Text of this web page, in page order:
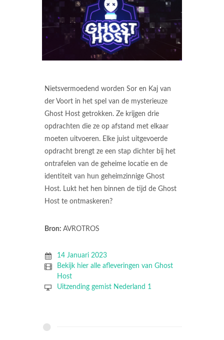
Nietsvermoedend worden Sor en Kaj van
der Voort in het spel van de mysterieuze
Ghost Host getrokken. Ze krijgen drie
opdrachten die ze op afstand met elkaar
moeten uitvoeren. Elke juist uitgevoerde
opdracht brengt ze een stap dichter bij het
ontrafelen van de geheime locatie en de
identiteit van hun geheimzinnige Ghost
Host. Lukt het hen binnen de tijd de Ghost
Host te ontmaskeren?
Bron: AVROTROS
14 Januari 2023
Bekijk hier alle afleveringen van Ghost
Host
Uitzending gemist Nederland 1